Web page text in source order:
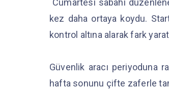
kez daha ortaya koydu.
kontrol altına alarak fark
Güvenlik aracı periyoduna
hafta sonunu çifte zaferle